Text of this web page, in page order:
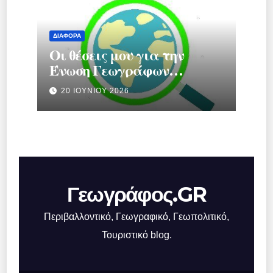
ΔΙΆΦΟΡΑ
Οι θέσεις μου για την
Ένωση Γεωγράφων
Ελλάδας.
20 ΙΟΥΝΊΟΥ 2026
Γεωγράφος.GR
Περιβαλλοντικό, Γεωγραφικό, Γεωπολιτικό,
Τουριστικό blog.